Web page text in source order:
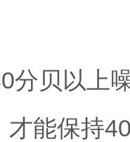
分贝以上
能保持